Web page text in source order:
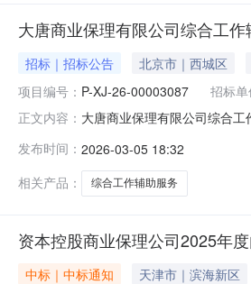
大唐商业保理有限公司综合工
招标｜招标公告 北京市｜西城区
项目编号： P-XJ-26-00003087 招标单
正文内容： 大唐商业保理有限公司综合
代理机构：中国大唐集团有
发布时间： 2026-03-05 18:32
相关产品：
综合工作辅助服务
资本控股商业保理公司2025年
中标｜中标通知 天津市｜滨海新区